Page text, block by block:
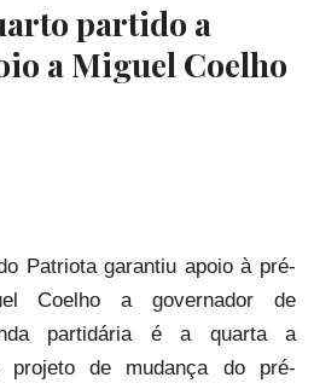
partido a
a Miguel Coelho
Patriota garantiu apoio à pré-
Coelho a governador de
partidária é a quarta a
projeto de mudança do pré-